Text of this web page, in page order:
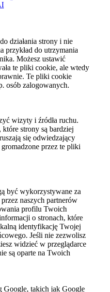
działania strony i nie
przykład do utrzymania
Możesz ustawić
te pliki cookie, ale wtedy
Te pliki cookie
osób zalogowanych.
wizyty i źródła ruchu.
strony są bardziej
się odwiedzający
przez te pliki
być wykorzystywane za
naszych partnerów
profilu Twoich
o stronach, które
identyfikację Twojej
Jeśli nie zezwolisz
widzieć w przeglądarce
są oparte na Twoich
Google, takich jak Google